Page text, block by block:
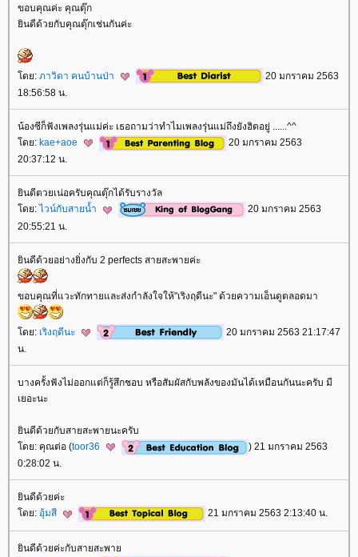
ขอบคุณค่ะ คุณตุ๊ก
ินดีด้วยกับคุณตุ๊กเช่นกันค่ะ
ดย: ภาวิดา คนบ้านป่า
20 มกราคม 2563
18:56:58 น.
น้องซีก็ฟังเพลงรุ่นแม่ค่ะ เธอถามว่าทำไมเพลงรุ่นแม่ถึงยังฮิตอยู่ ......^^
ดย: kae+aoe
20 มกราคม 2563
20:37:12 น.
ินดีตวยเน่อครับคุณตุ๊กได้รับรางวัล
ดย: ไวน์กับสายน้ำ
20 มกราคม 2563
20:55:21 น.
ินดีด้วยอย่างยิ่งกับ 2 perfects สายสะพายค่ะ
ขอบคุณที่แวะทักทายและส่งกำลังใจให้"เริงฤดีนะ" ด้วยความเอ็นดูตลอดมา
ดย: เริงฤดีนะ
20 มกราคม 2563 21:17:47
น.
บางครั้งฟังไม่ออกแต่ก็รู้สึกชอบ หรือสัมผัสกับพลังของมันได้เหมือนกันนะครับ มี
เยอะนะ
ินดีด้วยกับสายสะพายนะครับ
ดย: คุณต่อ (toor36
) 21 มกราคม 2563
0:28:02 น.
ินดีด้วยค่ะ
ดย: อุ้มสี 21 มกราคม 2563 2:13:40 น.
ินดีด้วยค่ะกับสายสะพา